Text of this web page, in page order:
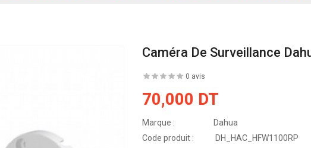
Caméra De Surveillance
0 avis
70,000 DT
Marque :
Dahua
Code produit :
DH_HAC_HFW1100RP